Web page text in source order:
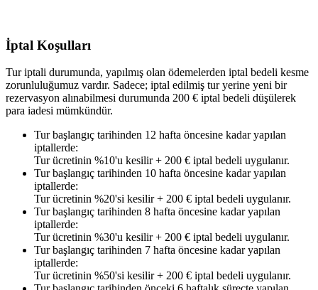
İptal Koşulları
Tur iptali durumunda, yapılmış olan ödemelerden iptal bedeli kesme
zorunluluğumuz vardır. Sadece; iptal edilmiş tur yerine yeni bir
rezervasyon alınabilmesi durumunda 200 € iptal bedeli düşülerek
para iadesi mümkündür.
Tur başlangıç tarihinden 12 hafta öncesine kadar yapılan
iptallerde:
Tur ücretinin %10'u kesilir + 200 € iptal bedeli uygulanır.
Tur başlangıç tarihinden 10 hafta öncesine kadar yapılan
iptallerde:
Tur ücretinin %20'si kesilir + 200 € iptal bedeli uygulanır.
Tur başlangıç tarihinden 8 hafta öncesine kadar yapılan
iptallerde:
Tur ücretinin %30'u kesilir + 200 € iptal bedeli uygulanır.
Tur başlangıç tarihinden 7 hafta öncesine kadar yapılan
iptallerde:
Tur ücretinin %50'si kesilir + 200 € iptal bedeli uygulanır.